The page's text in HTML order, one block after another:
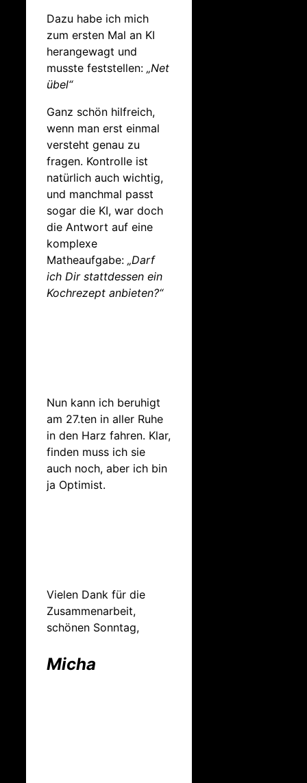
Dazu habe ich mich
zum ersten Mal an KI
herangewagt und
musste feststellen: „Net
übel“
Ganz schön hilfreich,
wenn man erst einmal
versteht genau zu
fragen. Kontrolle ist
natürlich auch wichtig,
und manchmal passt
sogar die KI, war doch
die Antwort auf eine
komplexe
Matheaufgabe: „Darf
ich Dir stattdessen ein
Kochrezept anbieten?“
Nun kann ich beruhigt
am 27.ten in aller Ruhe
in den Harz fahren. Klar,
finden muss ich sie
auch noch, aber ich bin
ja Optimist.
Vielen Dank für die
Zusammenarbeit,
schönen Sonntag,
Micha